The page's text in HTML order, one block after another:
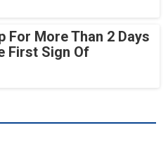
For More Than 2 Days
First Sign Of